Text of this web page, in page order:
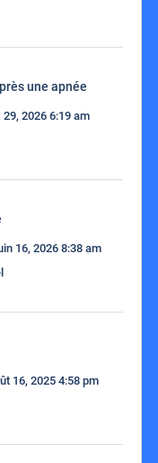
une apnée
2026 6:19 am
16, 2026 8:38 am
16, 2025 4:58 pm